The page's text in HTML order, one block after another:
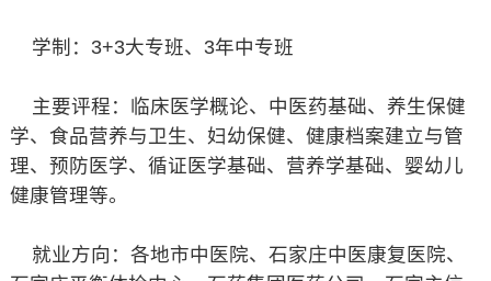
学制：3+3大专班、3年中专班
主要评程：临床医学概论、中医药基础、养生保健
学、食品营养与卫生、妇幼保健、健康档案建立与管
理、预防医学、循证医学基础、营养学基础、婴幼儿
健康管理等。
就业方向：各地市中医院、石家庄中医康复医院、